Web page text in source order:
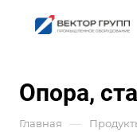
Опора,
Главная —